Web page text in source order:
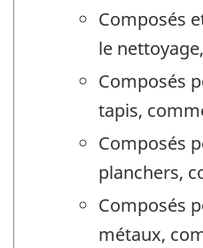
Composés
le
Composés
tapis,
Composés
planchers,
Composés
métaux,